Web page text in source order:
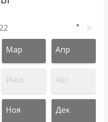
▼ >
Мар Апр
Июл Авг
Ноя Дек